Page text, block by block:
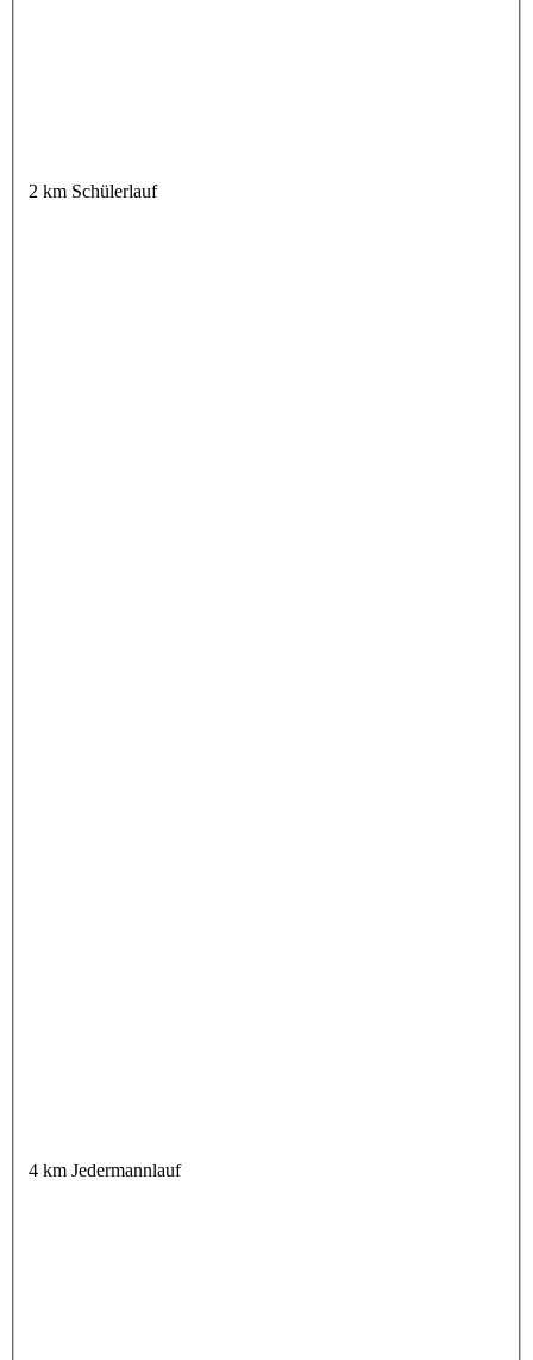
2 km Schülerlauf
4 km Jedermannlauf